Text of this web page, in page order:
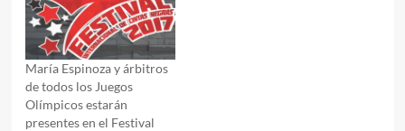
María Espinoza y árbitros
de todos los Juegos
Olímpicos estarán
presentes en el Festival